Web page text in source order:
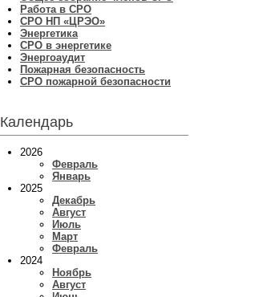
Работа в СРО
СРО НП «ЦРЭО»
Энергетика
СРО в энергетике
Энергоаудит
Пожарная безопасность
СРО пожарной безопасности
Календарь
2026
Февраль
Январь
2025
Декабрь
Август
Июль
Март
Февраль
2024
Ноябрь
Август